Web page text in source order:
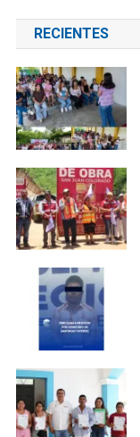
RECIENTES